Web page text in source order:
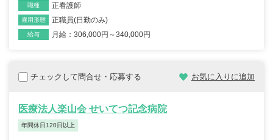
職種 正看護師
雇用形態 正職員(日勤のみ)
給与 月給：306,000円～340,000円
チェックして問合せ・応募する お気に入りに追加
医療法人楽山会 せいてつ記念病院
年間休日120日以上